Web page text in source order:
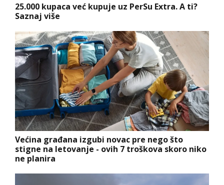
25.000 kupaca već kupuje uz PerSu Extra. A ti?
Saznaj više
Većina građana izgubi novac pre nego što
stigne na letovanje - ovih 7 troškova skoro niko
ne planira